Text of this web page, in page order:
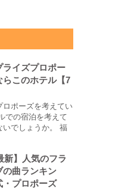
ライズプロポー
らこのホテル【7
ポーズを考えてい
での宿泊を考えて
いでしょうか。 福
新】人気のフラ
の曲ランキン
・プロポーズ